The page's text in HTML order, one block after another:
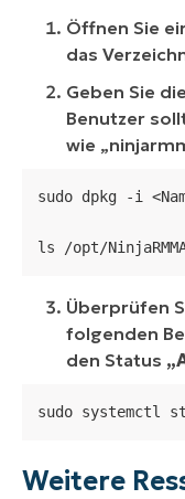
Öffnen Sie
das
Geben Sie
Benutzer
wie „
sudo dpkg -i
ls /opt/
Überprüfen
folgenden
den Status
sudo systemctl
Weitere